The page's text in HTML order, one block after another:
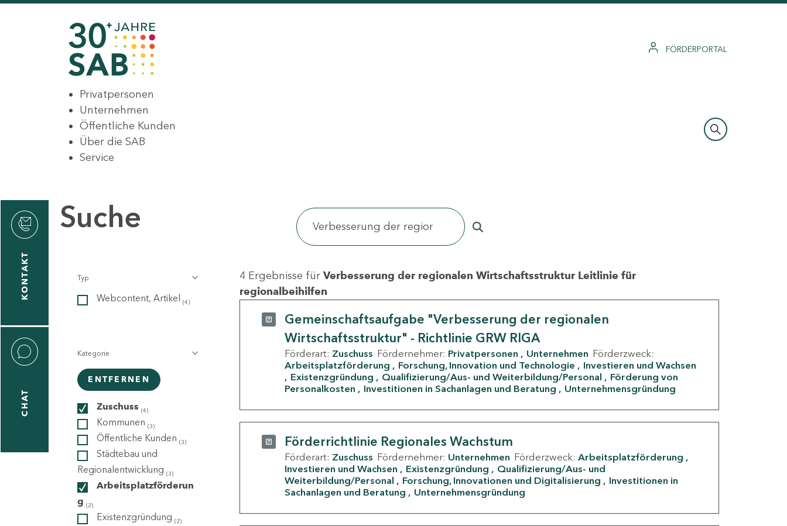
FÖRDERPORTAL
Privatpersonen
Unternehmen
Öffentliche Kunden
Über die SAB
Service
KONTAKT
CHAT
Suche
Typ
Webcontent, Artikel (4)
Kategorie
ENTFERNEN
Zuschuss (4)
Kommunen (3)
Öffentliche Kunden (3)
Städtebau und
Regionalentwicklung (3)
Arbeitsplatzförderun
g (2)
Existenzgründung (2)
4 Ergebnisse für Verbesserung der regionalen Wirtschaftsstruktur Leitlinie für
regionalbeihilfen
Gemeinschaftsaufgabe "Verbesserung der regionalen
Wirtschaftsstruktur" - Richtlinie GRW RIGA
Förderart: Zuschuss Fördernehmer: Privatpersonen Unternehmen Förderzweck:
Arbeitsplatzförderung
Forschung, Innovation und Technologie
Investieren und Wachsen
Existenzgründung
Qualifizierung/Aus- und Weiterbildung/Personal
Förderung von
Personalkosten
Investitionen in Sachanlagen und Beratung Unternehmensgründung
Förderrichtlinie Regionales Wachstum
Förderart: Zuschuss Fördernehmer: Unternehmen Förderzweck: Arbeitsplatzförderung
Investieren und Wachsen
Existenzgründung
Qualifizierung/Aus- und
Weiterbildung/Personal
Forschung, Innovationen und Digitalisierung
Investitionen in
Sachanlagen und Beratung
Unternehmensgründung